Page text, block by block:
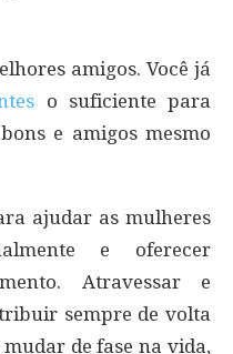
amigos. Você já
o suficiente para
e amigos mesmo
ajudar as mulheres
e oferecer
Atravessar e
sempre de volta
de fase na vida,